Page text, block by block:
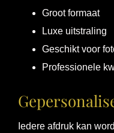
Groot formaat
Luxe uitstraling
Geschikt voor
Professionele
Iedere afdruk kan